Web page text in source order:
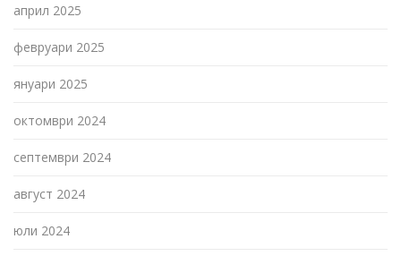
април 2025
февруари 2025
януари 2025
октомври 2024
септември 2024
август 2024
юли 2024